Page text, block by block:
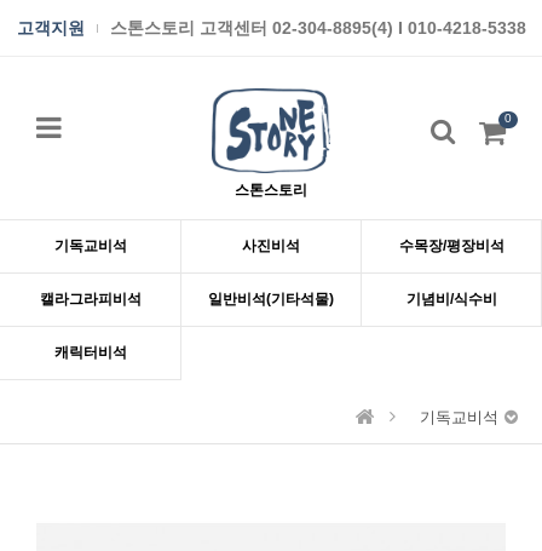
고객지원 스톤스토리 고객센터 02-304-8895(4) I 010-4218-5338
스톤스토리
0
기독교비석 사진비석 수목장/평장비석
캘라그라피비석 일반비석(기타석물) 기념비/식수비
캐릭터비석
기독교비석